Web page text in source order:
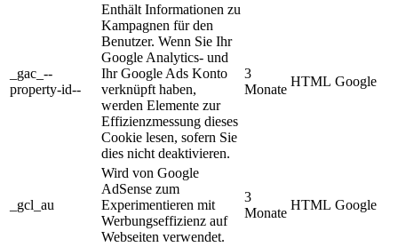
_gac_--
property-id--
Enthält Informationen zu
Kampagnen für den
Benutzer. Wenn Sie Ihr
Google Analytics- und
Ihr Google Ads Konto
verknüpft haben,
werden Elemente zur
Effizienzmessung dieses
Cookie lesen, sofern Sie
dies nicht deaktivieren.
3
Monate
HTML Google
_gcl_au
Wird von Google
AdSense zum
Experimentieren mit
Werbungseffizienz auf
Webseiten verwendet.
3
Monate
HTML Google